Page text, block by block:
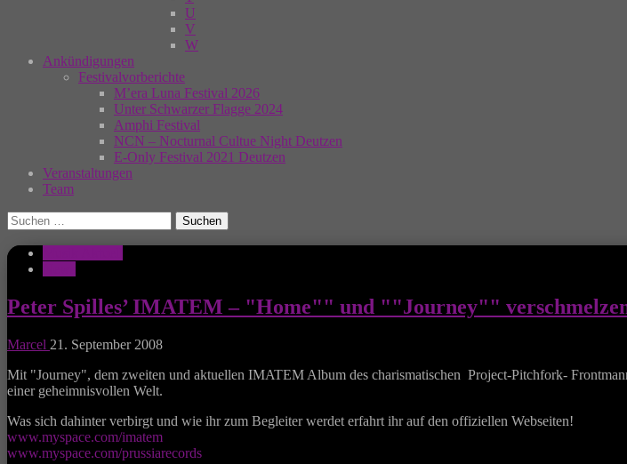
U
V
W
Ankündigungen
Festivalvorberichte
M’era Luna Festival 2026
Unter Schwarzer Flagge 2024
Amphi Festival
NCN – Nocturnal Cultue Night Deutzen
E-Only Festival 2021 Deutzen
Veranstaltungen
Team
Suchen
nach:
Peter Spilles’ IMATEM – "Home"" und ""Journey""
Marcel 21. September 2008
Mit "Journey", dem zweiten und aktuellen IMATEM Album des charismatischen Project-Pitchfork-
einer geheimnisvollen Welt.
Was sich dahinter verbirgt und wie ihr zum Begleiter werdet erfahrt ihr auf den offiziellen Webseiten!
www.myspace.com/imatem
www.myspace.com/prussiarecords